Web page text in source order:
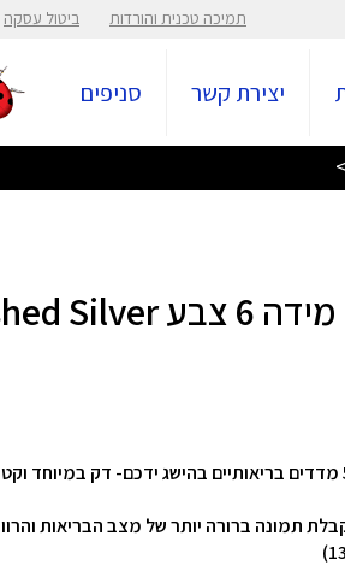
תמיכה טכנית והורדות ביטול עסקה
יצירת קשר סניפים